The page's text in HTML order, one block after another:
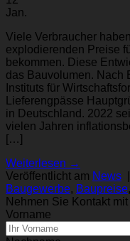
Jan.
Viele Verbraucher
explodierenden Preise
bekommen. Diese
das Bauvolumen. Nach
Instituts für
Lieferengpässe
in Deutschland. 2022
vielen Jahren
[…]
Weiterlesen →
Veröffentlicht am News
Baugewerbe, Baupreise,
Nehmen Sie Kontakt
Vorname